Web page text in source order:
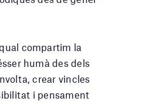
compartim la
humà des dels
crear vincles
i pensament